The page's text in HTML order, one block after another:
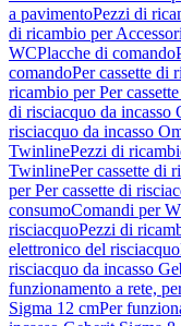
a pavimentoPezzi di
di ricambio per Accessori
WCPlacche di comando
comandoPer cassette di
ricambio per Per
di risciacquo da incasso
risciacquo da incasso
TwinlinePezzi di
TwinlinePer cassette di
per Per cassette di
consumoComandi per
risciacquoPezzi di
elettronico del risciacquo
risciacquo da incasso
funzionamento a rete,
Sigma 12 cmPer